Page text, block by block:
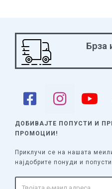
Брза
ДОБИВАЈТЕ ПОПУСТИ И
ПРОМОЦИИ!
Приклучи се на нашата
најдобрите понуди и